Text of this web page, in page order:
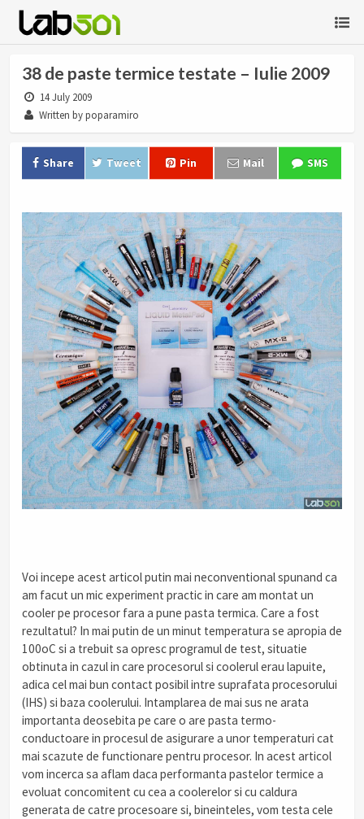
38 de paste termice testate – Iulie 2009
14 July 2009
Written by poparamiro
Share Tweet Pin Mail SMS
Voi incepe acest articol putin mai neconventional spunand ca
am facut un mic experiment practic in care am montat un
cooler pe procesor fara a pune pasta termica. Care a fost
rezultatul? In mai putin de un minut temperatura se apropia de
100oC si a trebuit sa opresc programul de test, situatie
obtinuta in cazul in care procesorul si coolerul erau lapuite,
adica cel mai bun contact posibil intre suprafata procesorului
(IHS) si baza coolerului. Intamplarea de mai sus ne arata
importanta deosebita pe care o are pasta termo-
conductoare in procesul de asigurare a unor temperaturi cat
mai scazute de functionare pentru procesor. In acest articol
vom incerca sa aflam daca performanta pastelor termice a
evoluat concomitent cu cea a coolerelor si cu caldura
generata de catre procesoare si, bineinteles, vom testa cele